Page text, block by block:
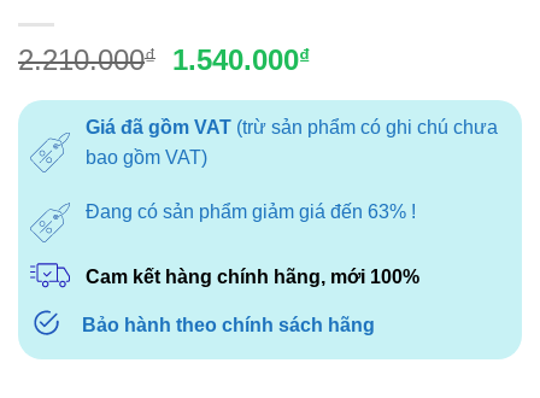
2.210.000₫
Giá
là:
2.210.000₫.
1.540.000₫Giá
tại
là:
Giá đã gồm VAT(trừ sản phẩm có ghi chú chưa
bao gồm VAT)
Đang có sản phẩm giảm giá đến 63% !
Cam kết hàng chính hãng, mới 100%
Bảo hành theo chính sách hãng